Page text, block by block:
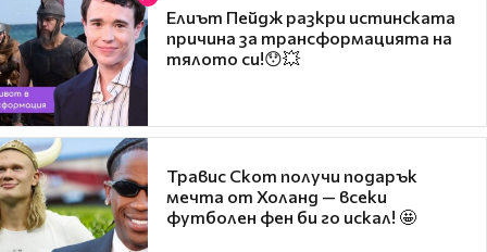
Елиът Пейдж разкри истинската
причина за трансформацията на
тялото си!😯💥
Травис Скот получи подарък
мечта от Холанд — всеки
футболен фен би го искал! 🤩